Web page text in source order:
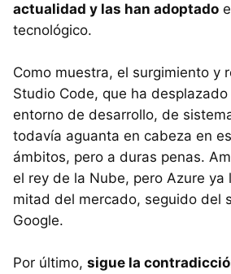
actualidad y las han adoptado
tecnológico.
Como muestra, el surgimiento y
Studio Code, que ha
entorno de desarrollo, de
todavía aguanta en cabeza en
ámbitos, pero a duras penas.
el rey de la Nube, pero Azure ya
mitad del mercado, seguido del
Google.
Por último, sigue la